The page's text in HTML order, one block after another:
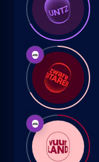
Studio
Brussel
Studio
Brussel